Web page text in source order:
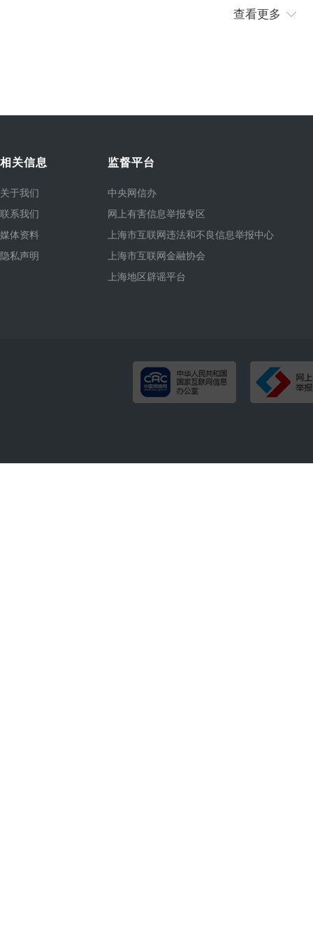
查看更多
相关信息
关于我们
联系我们
媒体资料
隐私声明
监督平台
中央网信办
网上有害信息举报专区
上海市互联网违法和不良信息举报中心
上海市互联网金融协会
上海地区辟谣平台